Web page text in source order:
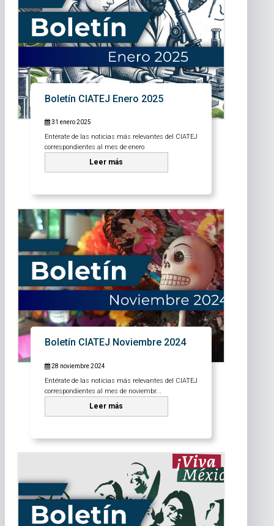
Boletín CIATEJ Enero 2025
31 enero 2025
Entérate de las noticias más relevantes del CIATEJ
correspondientes al mes de enero
Leer más
Boletín CIATEJ Noviembre 2024
28 noviembre 2024
Entérate de las noticias más relevantes del CIATEJ
correspondientes al mes de noviembr...
Leer más